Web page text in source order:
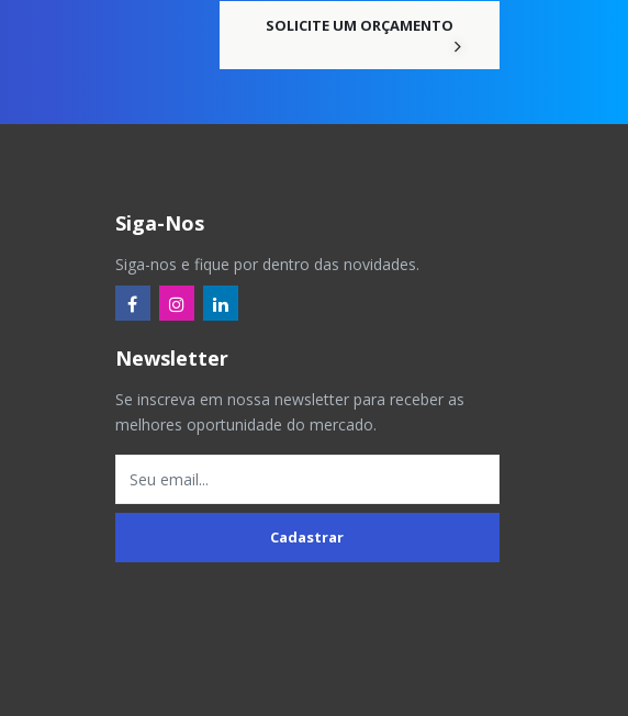
SOLICITE UM ORÇAMENTO
Siga-Nos
Siga-nos e fique por dentro das novidades.
Newsletter
Se inscreva em nossa newsletter para receber as
melhores oportunidade do mercado.
Cadastrar